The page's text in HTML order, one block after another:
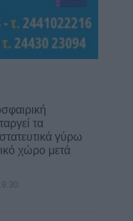
για
τα
γύρω
χώρο μετά